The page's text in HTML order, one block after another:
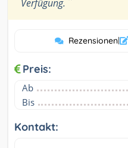
Verfügung.
Rezensionen|
Preis:
Ab
Bis
Kontakt: